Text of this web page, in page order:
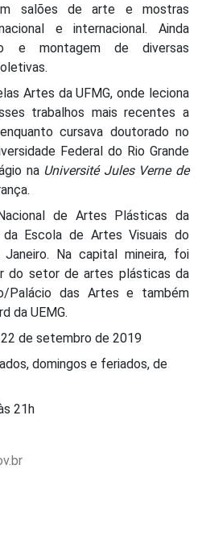
salões de arte e mostras
e internacional. Ainda
e montagem de diversas
Artes da UFMG, onde leciona
trabalhos mais recentes a
cursava doutorado no
Federal do Rio Grande
na Université Jules Verne de
de Artes Plásticas da
Escola de Artes Visuais do
Na capital mineira, foi
do setor de artes plásticas da
Palácio das Artes e também
da UEMG.
de setembro de 2019
domingos e feriados, de
21h